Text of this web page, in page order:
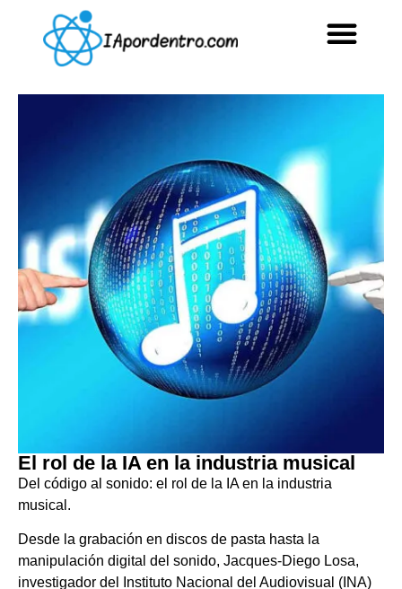
El rol de la IA en la industria musical
Del código al sonido: el rol de la IA en la industria
musical.
Desde la grabación en discos de pasta hasta la
manipulación digital del sonido, Jacques-Diego Losa,
investigador del Instituto Nacional del Audiovisual (INA)